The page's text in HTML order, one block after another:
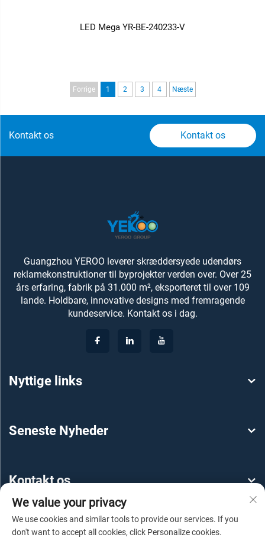
LED Mega YR-BE-240233-V
Forrige 1 2 3 4 Næste
Kontakt os Kontakt os
Guangzhou YEROO leverer skræddersyede udendørs
reklamekonstruktioner til byprojekter verden over. Over 25
års erfaring, fabrik på 31.000 m², eksporteret til over 109
lande. Holdbare, innovative designs med fremragende
kundeservice. Kontakt os i dag.
Nyttige links
Seneste Nyheder
Kontakt os
We value your privacy
We use cookies and similar tools to provide our services. If you
don't want to accept all cookies, click Personalize cookies.